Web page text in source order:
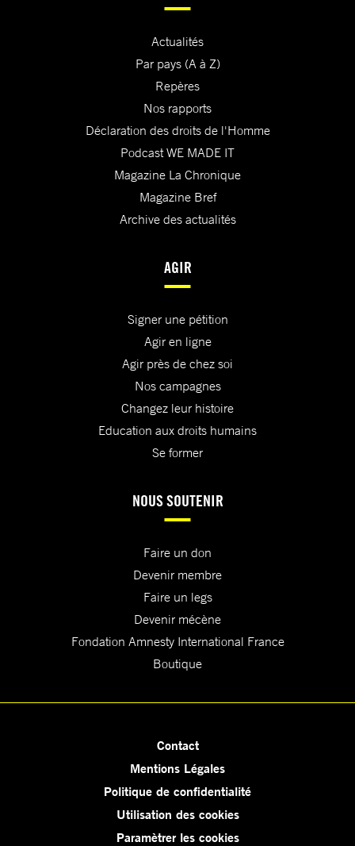
Actualités
Par pays (A à Z)
Repères
Nos rapports
Déclaration des droits de l'Homme
Podcast WE MADE IT
Magazine La Chronique
Magazine Bref
Archive des actualités
AGIR
Signer une pétition
Agir en ligne
Agir près de chez soi
Nos campagnes
Changez leur histoire
Education aux droits humains
Se former
NOUS SOUTENIR
Faire un don
Devenir membre
Faire un legs
Devenir mécène
Fondation Amnesty International France
Boutique
Contact
Mentions Légales
Politique de confidentialité
Utilisation des cookies
Paramètrer les cookies